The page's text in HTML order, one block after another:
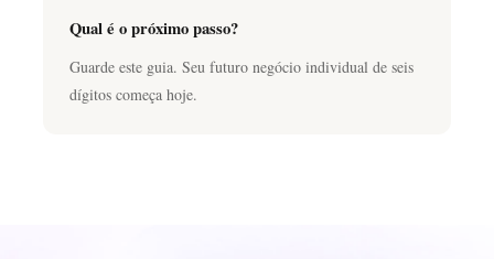
Qual é o próximo passo?
Guarde este guia. Seu futuro negócio individual de seis
dígitos começa hoje.